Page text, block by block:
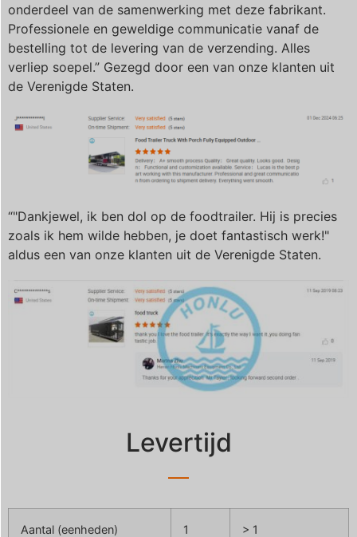
onderdeel van de samenwerking met deze fabrikant.
Professionele en geweldige communicatie vanaf de
bestelling tot de levering van de verzending. Alles
verliep soepel.” Gezegd door een van onze klanten uit
de Verenigde Staten.
“"Dankjewel, ik ben dol op de foodtrailer. Hij is precies
zoals ik hem wilde hebben, je doet fantastisch werk!"
aldus een van onze klanten uit de Verenigde Staten.
Levertijd
Aantal (eenheden) 1 > 1